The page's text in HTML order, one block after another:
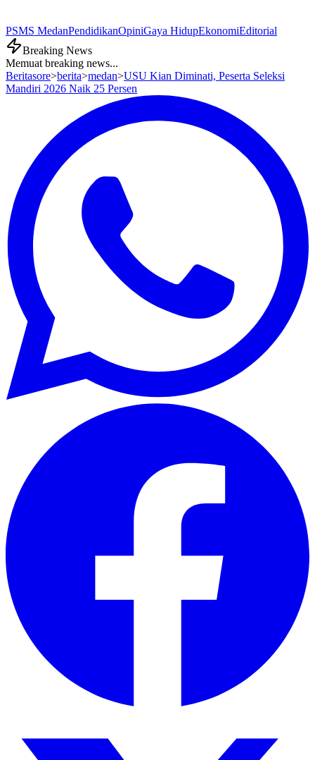
PSMS MedanPendidikanOpiniGaya HidupEkonomiEditorial
Breaking News
Memuat breaking news...
Beritasore>berita>medan>USU Kian Diminati, Peserta Seleksi
Mandiri 2026 Naik 25 Persen